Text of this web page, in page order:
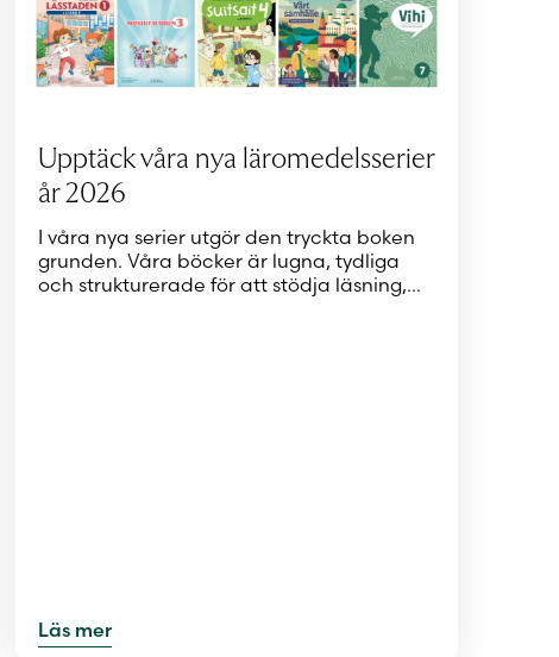
Upptäck våra nya läromedelsserier
år 2026
I våra nya serier utgör den tryckta boken
grunden. Våra böcker är lugna, tydliga
och strukturerade för att stödja läsning,…
Läs mer